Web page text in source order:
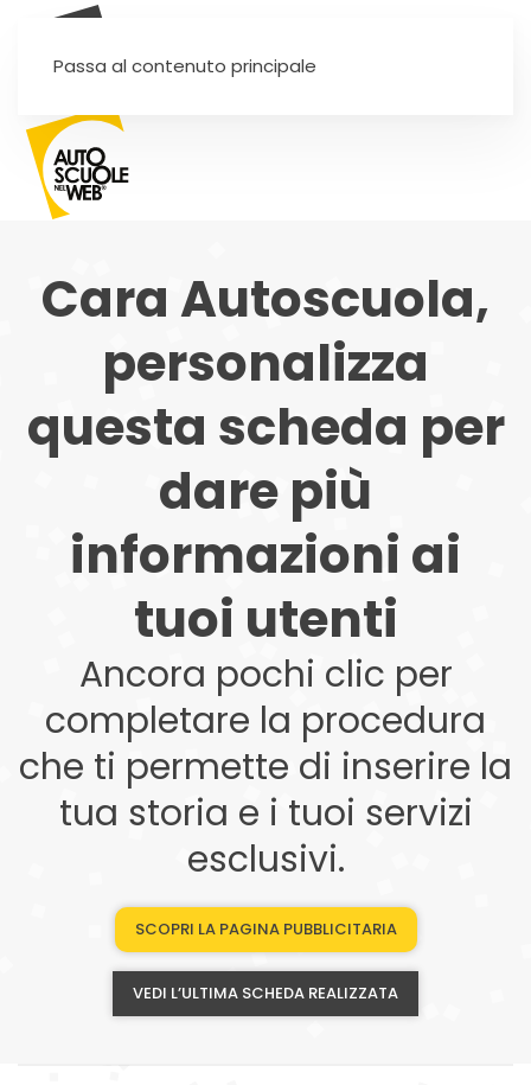
Passa al contenuto principale
Cara Autoscuola,
personalizza
questa scheda per
dare più
informazioni ai
tuoi utenti
Ancora pochi clic per
completare la procedura
che ti permette di inserire la
tua storia e i tuoi servizi
esclusivi.
SCOPRI LA PAGINA PUBBLICITARIA
VEDI L’ULTIMA SCHEDA REALIZZATA